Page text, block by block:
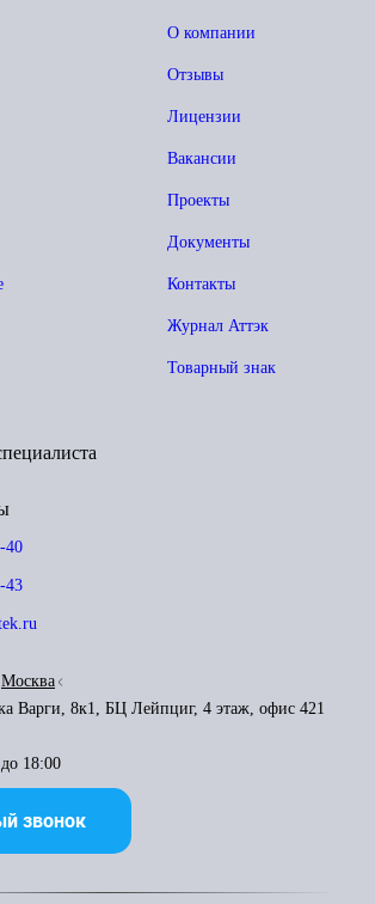
О компании
Отзывы
Лицензии
Вакансии
Проекты
Документы
Контакты
Журнал Аттэк
Товарный знак
40
43
Москва
Варги, 8к1, БЦ Лейпциг, 4 этаж, офис 421
18:00
звонок